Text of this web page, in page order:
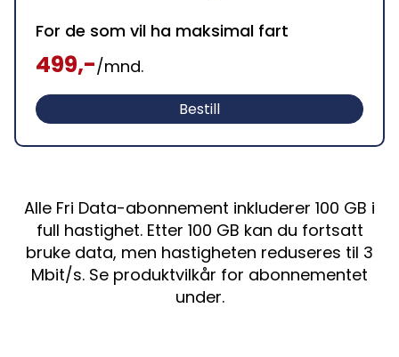
For de som vil ha maksimal fart
499,-/mnd.
Bestill
Alle Fri Data-abonnement inkluderer 100 GB i
full hastighet. Etter 100 GB kan du fortsatt
bruke data, men hastigheten reduseres til 3
Mbit/s. Se produktvilkår for abonnementet
under.